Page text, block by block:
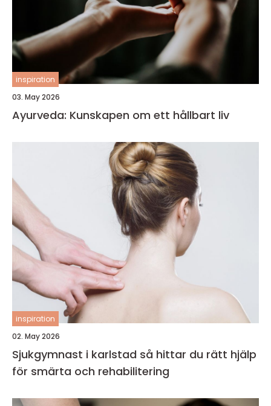
inspiration
03. May 2026
Ayurveda: Kunskapen om ett hållbart liv
inspiration
02. May 2026
Sjukgymnast i karlstad så hittar du rätt hjälp
för smärta och rehabilitering